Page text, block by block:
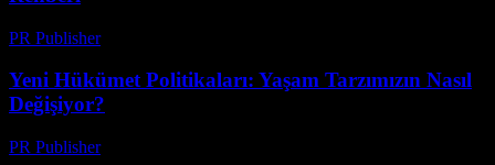
PR Publisher-
Yeni Hükümet Politikaları: Yaşam Tarzımızın Nasıl
Değişiyor?
PR Publisher-